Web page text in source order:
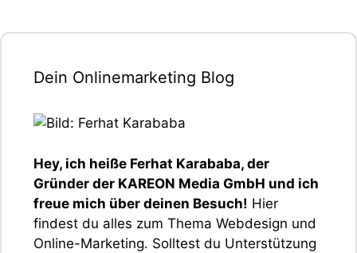
Dein Onlinemarketing Blog
Hey, ich heiße Ferhat Karababa, der
Gründer der KAREON Media GmbH und ich
freue mich über deinen Besuch! Hier
findest du alles zum Thema Webdesign und
Online-Marketing. Solltest du Unterstützung